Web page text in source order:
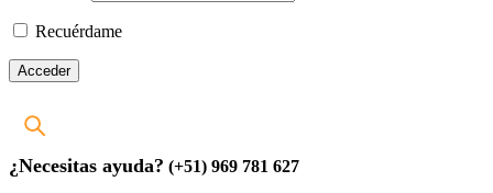
Recuérdame
¿Necesitas ayuda? (+51) 969 781 627